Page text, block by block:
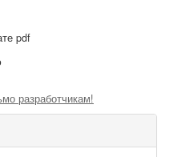
разработчикам!